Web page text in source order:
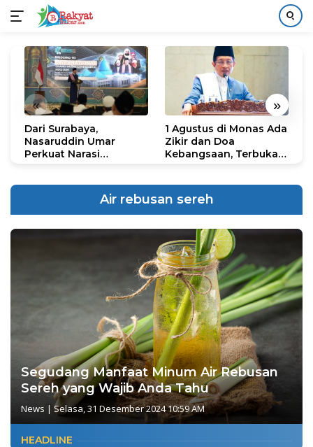
konten
« »
Dari Surabaya,
Nasaruddin Umar
Perkuat Narasi
1 Agustus di Monas Ada
Zikir dan Doa
Kebangsaan, Terbuka
Air rebusan sereh
Segudang Manfaat Minum Air Rebusan
Sereh yang Wajib Anda Tahu
News | Selasa, 31 Desember 2024 10:59 AM
HEADLINE